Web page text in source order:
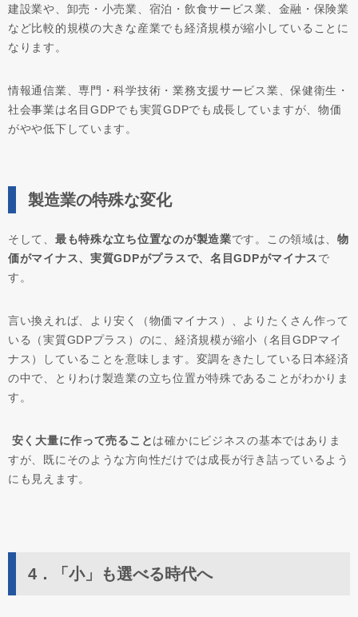
建設業や、卸売・小売業、宿泊・飲食サービス業、金融・保険業
など比較的規模の大きな産業でも経済規模が縮小していることに
なります。
情報通信業、専門・科学技術・業務支援サービス業、保健衛生・
社会事業は名目GDPでも実質GDPでも成長していますが、物価
がやや低下しています。
製造業の特殊な変化
そして、 最も特殊な立ち位置なのが製造業です。この領域は、物
価がマイナス、実質GDPがプラスで、名目GDPがマイナスで
す。
言い換えれば、より安く（物価マイナス）、よりたくさん作って
いる（実質GDPプラス）のに、経済規模が縮小（名目GDPマイ
ナス）していることを意味します。変調をきたしている日本経済
の中で、とりわけ製造業の立ち位置が特殊であることがわかりま
す。
安く大量に作って売ることは確かにビジネスの基本ではありま
すが、既にそのような方向性だけでは成長が行き詰っているよう
にも見えます。
4．「小」も選べる時代へ